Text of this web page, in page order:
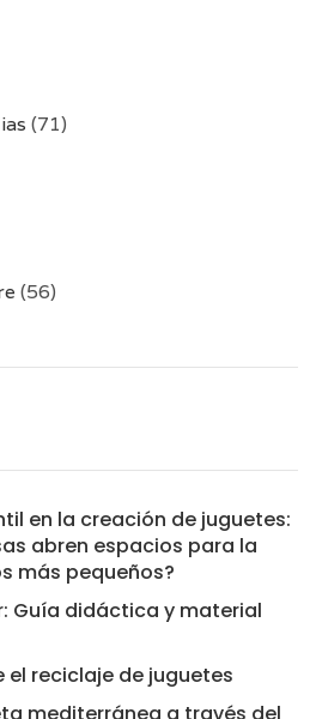
(71)
(56)
en la creación de juguetes:
abren espacios para la
más pequeños?
Guía didáctica y material
el reciclaje de juguetes